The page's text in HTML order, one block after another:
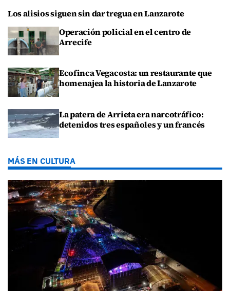
Los alisios siguen sin dar tregua en Lanzarote
Operación policial en el centro de
Arrecife
Ecofinca Vegacosta: un restaurante que
homenajea la historia de Lanzarote
La patera de Arrieta era narcotráfico:
detenidos tres españoles y un francés
MÁS EN CULTURA